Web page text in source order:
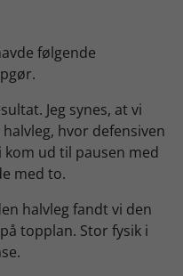
følgende
Jeg synes, at vi
hvor defensiven
kom ud til pausen med
med to.
halvleg fandt vi den
topplan. Stor fysik i